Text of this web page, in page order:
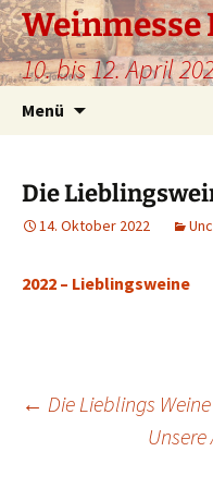
10. bis 12. April
Menü
Die
14. Oktober 2022
2022 – Lieblingsweine
← Die Lieblings